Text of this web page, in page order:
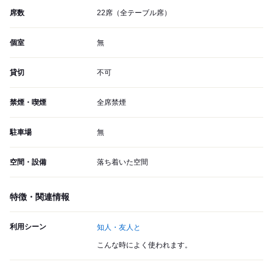
席数 22席（全テーブル席）
個室 無
貸切 不可
禁煙・喫煙 全席禁煙
駐車場 無
空間・設備 落ち着いた空間
特徴・関連情報
利用シーン 知人・友人と
こんな時によく使われます。